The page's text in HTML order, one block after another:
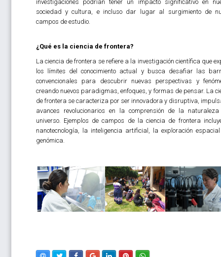
investigaciones podrían tener un impacto significativo en
sociedad y cultura, e incluso dar lugar al surgimiento de
campos de estudio.
¿Qué es la ciencia de frontera?
La ciencia de frontera se refiere a la investigación científica que
los límites del conocimiento actual y busca desafiar las
convencionales para descubrir nuevas perspectivas y
creando nuevos paradigmas, enfoques, y formas de pensar. La
de frontera se caracteriza por ser innovadora y disruptiva,
avances revolucionarios en la comprensión de la
universo. Ejemplos de campos de la ciencia de frontera
nanotecnología, la inteligencia artificial, la exploración
genómica.